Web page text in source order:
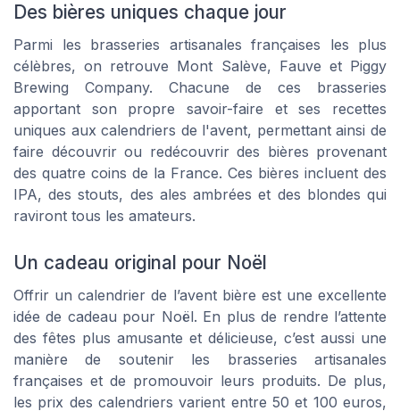
Des bières uniques chaque jour
Parmi les brasseries artisanales françaises les plus
célèbres, on retrouve Mont Salève, Fauve et Piggy
Brewing Company. Chacune de ces brasseries
apportant son propre savoir-faire et ses recettes
uniques aux calendriers de l'avent, permettant ainsi de
faire découvrir ou redécouvrir des bières provenant
des quatre coins de la France. Ces bières incluent des
IPA, des stouts, des ales ambrées et des blondes qui
raviront tous les amateurs.
Un cadeau original pour Noël
Offrir un calendrier de l’avent bière est une excellente
idée de cadeau pour Noël. En plus de rendre l’attente
des fêtes plus amusante et délicieuse, c’est aussi une
manière de soutenir les brasseries artisanales
françaises et de promouvoir leurs produits. De plus,
les prix des calendriers varient entre 50 et 100 euros,